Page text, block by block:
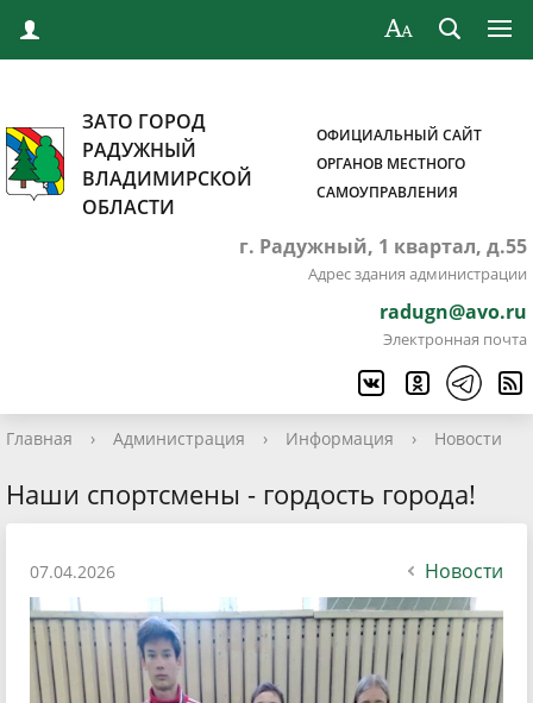
ЗАТО ГОРОД
РАДУЖНЫЙ
ВЛАДИМИРСКОЙ
ОБЛАСТИ
ОФИЦИАЛЬНЫЙ САЙТ
ОРГАНОВ МЕСТНОГО
САМОУПРАВЛЕНИЯ
г. Радужный, 1 квартал, д.55
Адрес здания администрации
radugn@avo.ru
Электронная почта
Главная › Администрация › Информация › Новости
Наши спортсмены - гордость города!
07.04.2026 Новости